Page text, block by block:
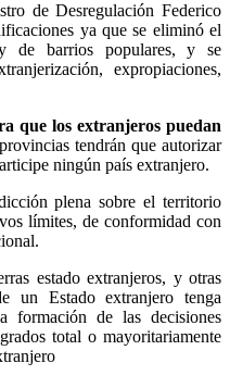
de Desregulación Federico
ya que se eliminó el
de barrios populares, y se
expropiaciones,
que los extranjeros puedan
tendrán que autorizar
ningún país extranjero.
plena sobre el territorio
límites, de conformidad con
estado extranjeros, y otras
un Estado extranjero tenga
formación de las decisiones
total o mayoritariamente